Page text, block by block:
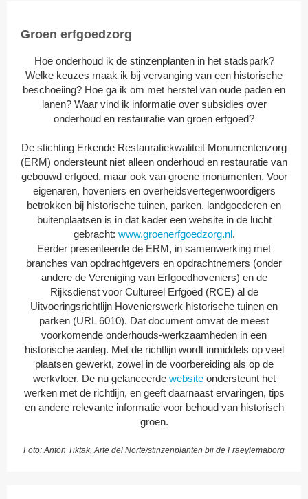
Groen erfgoedzorg
Hoe onderhoud ik de stinzenplanten in het stadspark?
Welke keuzes maak ik bij vervanging van een historische
beschoeiing? Hoe ga ik om met herstel van oude paden en
lanen? Waar vind ik informatie over subsidies over
onderhoud en restauratie van groen erfgoed?
De stichting Erkende Restauratiekwaliteit Monumentenzorg
(ERM) ondersteunt niet alleen onderhoud en restauratie van
gebouwd erfgoed, maar ook van groene monumenten. Voor
eigenaren, hoveniers en overheidsvertegenwoordigers
betrokken bij historische tuinen, parken, landgoederen en
buitenplaatsen is in dat kader een website in de lucht
gebracht: www.groenerfgoedzorg.nl.
Eerder presenteerde de ERM, in samenwerking met
branches van opdrachtgevers en opdrachtnemers (onder
andere de Vereniging van Erfgoedhoveniers) en de
Rijksdienst voor Cultureel Erfgoed (RCE) al de
Uitvoeringsrichtlijn Hovenierswerk historische tuinen en
parken (URL 6010). Dat document omvat de meest
voorkomende onderhouds-werkzaamheden in een
historische aanleg. Met de richtlijn wordt inmiddels op veel
plaatsen gewerkt, zowel in de voorbereiding als op de
werkvloer. De nu gelanceerde website ondersteunt het
werken met de richtlijn, en geeft daarnaast ervaringen, tips
en andere relevante informatie voor behoud van historisch
groen.
Foto: Anton Tiktak, Arte del Norte/stinzenplanten bij de Fraeylemaborg